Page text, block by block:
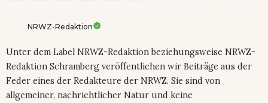
NRWZ-Redaktion
Unter dem Label NRWZ-Redaktion beziehungsweise NRWZ-
Redaktion Schramberg veröffentlichen wir Beiträge aus der
Feder eines der Redakteure der NRWZ. Sie sind von
allgemeiner, nachrichtlicher Natur und keine